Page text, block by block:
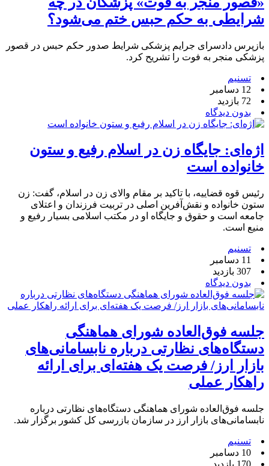
شرایطی به حکم حبس ختم می‌شود؟
بازپرس دادسرای جرایم پزشکی شرایط صدور حکم حبس در قصور
پزشکی منجر به فوت را تشریح کرد.
تسنیم
12 دسامبر
72 بازدید
بدون دیدگاه
اژه‌ای: جایگاه زن در اسلام رفیع و ستون
خانواده است
رئیس قوه قضاییه، با تاکید بر مقام والای زن در اسلام، گفت: زن
ستون خانواده و نقش‌آفرین اصلی در تربیت فرزندان و اعتلای
جامعه است و حقوق و جایگاه او در مکتب اسلامی بسیار رفیع و
منیع است.
تسنیم
11 دسامبر
307 بازدید
بدون دیدگاه
جلسه فوق‌العاده شورای هماهنگی
دستگاه‌های نظارتی درباره نابسامانی‌های
بازار ارز/ فرصت یک هفته‌ای برای ارائه
راهکار عملی
جلسه فوق‌العاده شورای هماهنگی دستگاه‌های نظارتی درباره
نابسامانی‌های بازار ارز در سازمان بازرسی کل کشور برگزار شد.
تسنیم
10 دسامبر
170 بازدید